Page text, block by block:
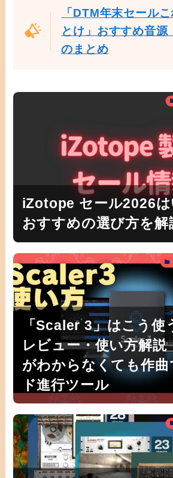
「DTM年末セール
とけ」おすすめ音源
のまとめ
iZotope セール2026は
おすすめの選び方を解
「Scaler 3」はこう使
レビュー・使い方解説
がわからなくても作
ド進行ツール